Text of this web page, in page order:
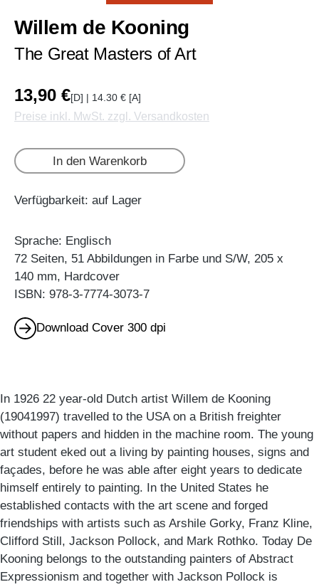
Willem de Kooning
The Great Masters of Art
13,90 €[D] | 14.30 € [A]
Preise inkl. MwSt. zzgl. Versandkosten
In den Warenkorb
Verfügbarkeit: auf Lager
Sprache: Englisch
72 Seiten, 51 Abbildungen in Farbe und S/W, 205 x
140 mm, Hardcover
ISBN: 978-3-7774-3073-7
Download Cover 300 dpi
In 1926 22 year-old Dutch artist Willem de Kooning
(19041997) travelled to the USA on a British freighter
without papers and hidden in the machine room. The young
art student eked out a living by painting houses, signs and
façades, before he was able after eight years to dedicate
himself entirely to painting. In the United States he
established contacts with the art scene and forged
friendships with artists such as Arshile Gorky, Franz Kline,
Clifford Still, Jackson Pollock, and Mark Rothko. Today De
Kooning belongs to the outstanding painters of Abstract
Expressionism and together with Jackson Pollock is